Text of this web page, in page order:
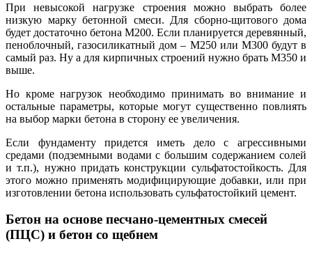
При невысокой нагрузке строения можно выбрать более
низкую марку бетонной смеси. Для сборно-щитового дома
будет достаточно бетона М200. Если планируется деревянный,
пеноблочный, газосиликатный дом – М250 или М300 будут в
самый раз. Ну а для кирпичных строений нужно брать М350 и
выше.
Но кроме нагрузок необходимо принимать во внимание и
остальные параметры, которые могут существенно повлиять
на выбор марки бетона в сторону ее увеличения.
Если фундаменту придется иметь дело с агрессивными
средами (подземными водами с большим содержанием солей
и т.п.), нужно придать конструкции сульфатостойкость. Для
этого можно применять модифицирующие добавки, или при
изготовлении бетона использовать сульфатостойкий цемент.
Бетон на основе песчано-цементных смесей
(ПЦС) и бетон со щебнем